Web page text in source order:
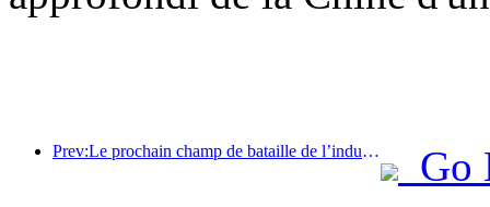
Prev:Le prochain champ de bataille de l’industrie hôtelière réside dans les gènes durables du mobilier
Go